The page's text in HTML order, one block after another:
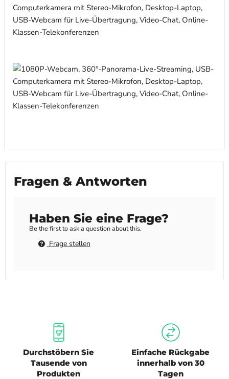
Fragen & Antworten
Haben Sie eine Frage?
Be the first to ask a question about this.
Frage stellen
Durchstöbern Sie
Tausende von
Produkten
Einfache Rückgabe
innerhalb von 30
Tagen